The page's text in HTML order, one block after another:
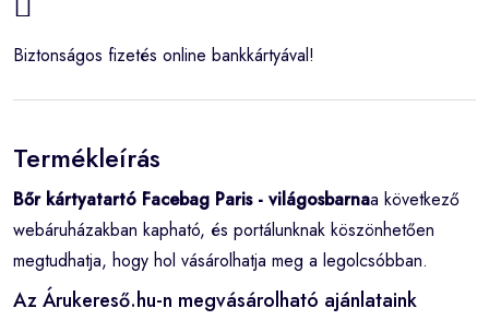
Biztonságos fizetés online bankkártyával!
Termékleírás
Bőr kártyatartó Facebag Paris - világosbarnaa következő
webáruházakban kapható, és portálunknak köszönhetően
megtudhatja, hogy hol vásárolhatja meg a legolcsóbban.
Az Árukereső.hu-n megvásárolható ajánlataink